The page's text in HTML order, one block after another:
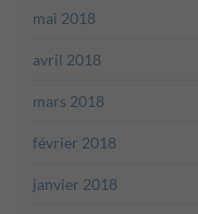
mai 2018
avril 2018
mars 2018
février 2018
janvier 2018